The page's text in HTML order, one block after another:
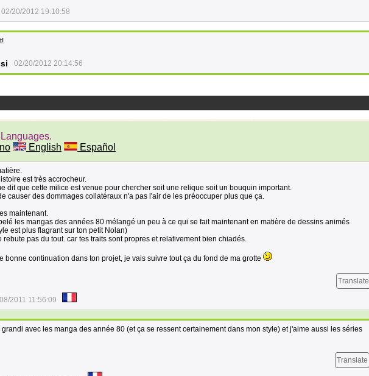
02/20/2012 19:10:58
02/20/2012 20:14:56
English Español
est très accrocheur.
dit que cette milice est venue pour chercher soit une relique soit un bouquin important.
causer des dommages collatéraux n'a pas l'air de les préoccuper plus que ça.
maintenant.
les mangas des années 80 mélangé un peu à ce qui se fait maintenant en matière de dessins animés
est plus flagrant sur ton petit Nolan)
rebute pas du tout. car tes traits sont propres et relativement bien chiadés.
bonne continuation dans ton projet, je vais suivre tout ça du fond de ma grotte
Translate
2011 11:56:09
avec les manga des année 80 (et ça se ressent certainement dans mon style) et j'aime aussi les séries
Translate